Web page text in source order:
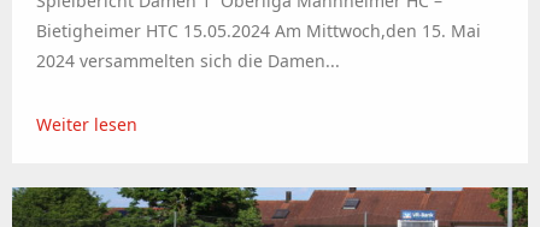
Bietigheimer HTC 15.05.2024 Am Mittwoch,den 15. Mai
2024 versammelten sich die Damen...
Weiter lesen